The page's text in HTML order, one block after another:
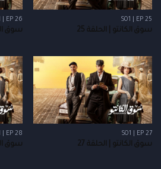
S01 | EP 25
سوق الكانتو | الحلقة 25
| EP 26
سوق
S01 | EP 27
سوق الكانتو | الحلقة 27
| EP 28
سوق